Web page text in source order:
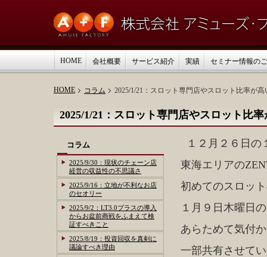
HOME 会社概要 サービス紹介 実績 セミナー情報の
HOME コラム 2025/1/21：スロット専門店やスロット比率が
2025/1/21：スロット専門店やスロット比
１２月２６日の
東海エリアの
初めてのスロッ
１月９日木曜日
あらためて気付
一部共有させて
コラム
2025/9/30：現状のチェーン店
経営の収益性の不思議さ
2025/9/16：立地が不利なお店
のセオリー
2025/9/2：LT3.0プラスの導入
からお盆前商戦をふまえて検
証すべきこと
2025/8/19：投資回収を真剣に
議論すべき理由